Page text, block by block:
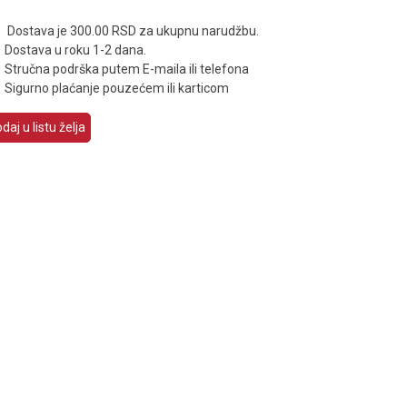
Dostava je 300.00 RSD za ukupnu narudžbu.
Dostava u roku 1-2 dana.
Stručna podrška putem E-maila ili telefona
Sigurno plaćanje pouzećem ili karticom
u listu želja